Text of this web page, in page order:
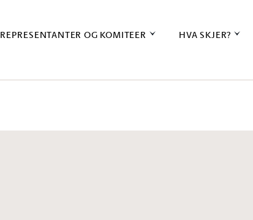
REPRESENTANTER OG KOMITEER HVA SKJER?